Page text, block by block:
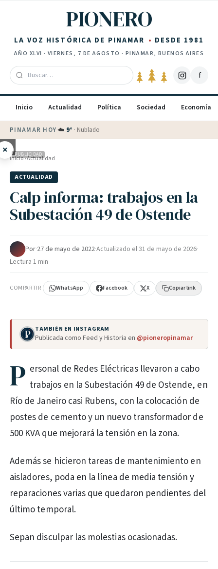
PIONERO
LA VOZ HISTÓRICA DE PINAMAR DESDE 1981
AÑO XLVI · VIERNES, 7 DE AGOSTO · PINAMAR, BUENOS AIRES
f
Inicio Actualidad Política Sociedad Economía
PINAMAR HOY·💵 Dólar blue$1530
× PUBLICIDAD
Inicio›Actualidad
ACTUALIDAD
Calp informa: trabajos en la
Subestación 49 de Ostende
Por·27 de mayo de 2022·Actualizado el31 de mayo de 2026·
Lectura 1 min
COMPARTIR WhatsApp Facebook X Copiar link
TAMBIÉN EN INSTAGRAM
Publicada como Feed y Historia en @pioneropinamar
P ersonal de Redes Eléctricas llevaron a cabo
trabajos en la Subestación 49 de Ostende, en
Río de Janeiro casi Rubens, con la colocación de
postes de cemento y un nuevo transformador de
500 KVA que mejorará la tensión en la zona.
Además se hicieron tareas de mantenimiento en
aisladores, poda en la línea de media tensión y
reparaciones varias que quedaron pendientes del
último temporal.
Sepan disculpar las molestias ocasionadas.